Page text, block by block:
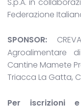
Federazione
SPONSOR:
Agroalimentare
Cantine Mamete
Triacca La Gatta,
Per iscrizioni